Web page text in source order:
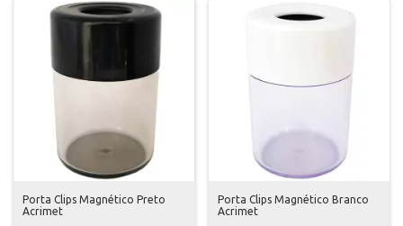
Porta Clips Magnético Preto
Acrimet
Porta Clips Magnético Branco
Acrimet